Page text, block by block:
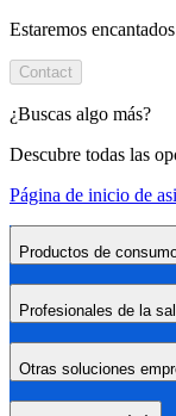
Estaremos
Contact
¿Buscas algo más?
Descubre todas las
Página de inicio de
Productos de
Profesionales de la
Otras soluciones